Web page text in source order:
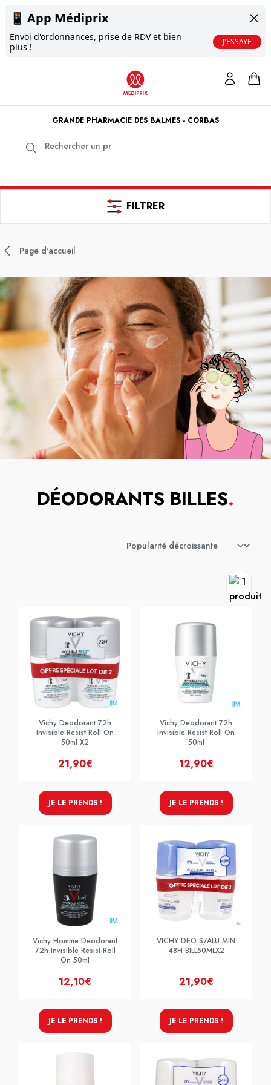
📱 App Médiprix
Envoi d'ordonnances, prise de RDV et bien
plus !
J'ESSAYE
GRANDE PHARMACIE DES BALMES - CORBAS
FILTRER
Page d'accueil
DÉODORANTS BILLES.
Vichy Deodorant 72h
Invisible Resist Roll On
50ml X2
21,90€
JE LE PRENDS !
Vichy Deodorant 72h
Invisible Resist Roll On
50ml
12,90€
JE LE PRENDS !
Vichy Homme Deodorant
72h Invisible Resist Roll
On 50ml
12,10€
JE LE PRENDS !
VICHY DEO S/ALU MIN
48H BILL50MLX2
21,90€
JE LE PRENDS !